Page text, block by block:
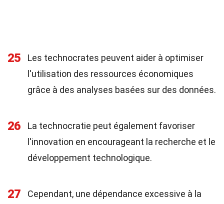
25
Les technocrates peuvent aider à optimiser
l'utilisation des ressources économiques
grâce à des analyses basées sur des données.
26
La technocratie peut également favoriser
l'innovation en encourageant la recherche et le
développement technologique.
27
Cependant, une dépendance excessive à la